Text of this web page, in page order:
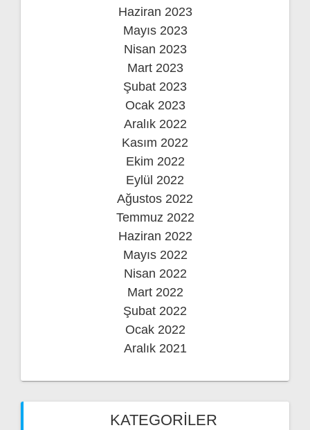
Haziran 2023
Mayıs 2023
Nisan 2023
Mart 2023
Şubat 2023
Ocak 2023
Aralık 2022
Kasım 2022
Ekim 2022
Eylül 2022
Ağustos 2022
Temmuz 2022
Haziran 2022
Mayıs 2022
Nisan 2022
Mart 2022
Şubat 2022
Ocak 2022
Aralık 2021
KATEGORILER